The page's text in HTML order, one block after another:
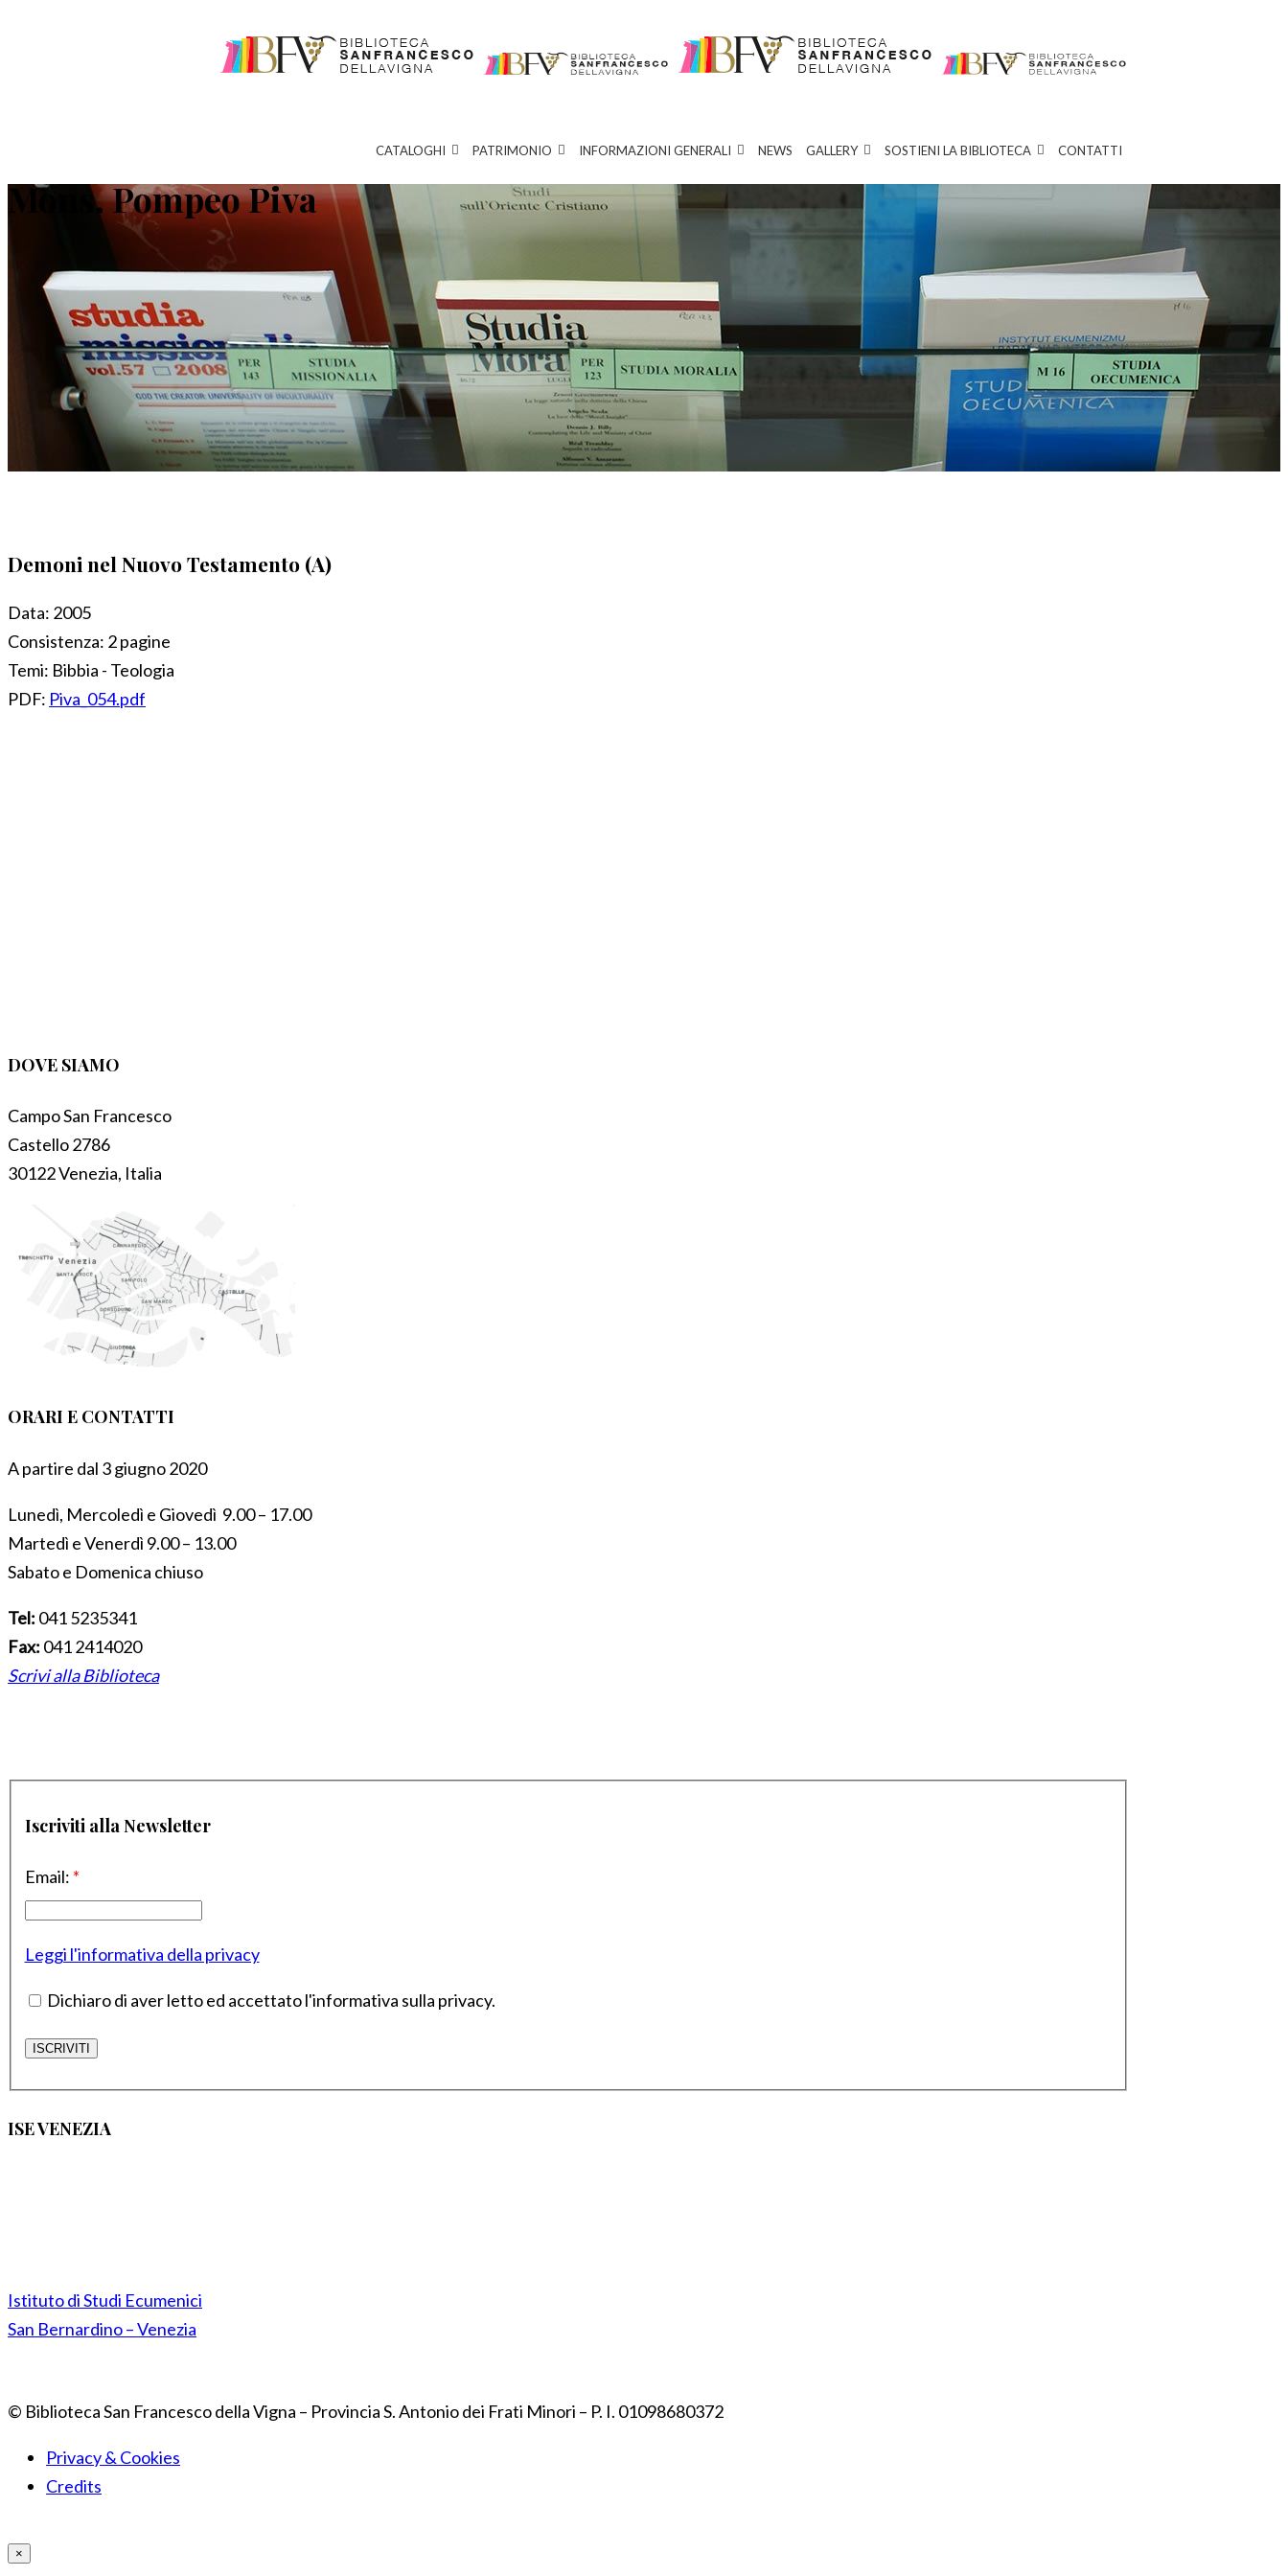
CATALOGHI PATRIMONIO INFORMAZIONI GENERALI NEWS GALLERY SOSTIENI LA BIBLIOTECA CONTATTI
Mons. Pompeo Piva
Demoni nel Nuovo Testamento (A)
Data: 2005
Consistenza: 2 pagine
Temi: Bibbia - Teologia
PDF: Piva_054.pdf
DOVE SIAMO
Campo San Francesco
Castello 2786
30122 Venezia, Italia
ORARI E CONTATTI
A partire dal 3 giugno 2020
Lunedì, Mercoledì e Giovedì 9.00 – 17.00
Martedì e Venerdì 9.00 – 13.00
Sabato e Domenica chiuso
Tel: 041 5235341
Fax: 041 2414020
Scrivi alla Biblioteca
Iscriviti alla Newsletter
Email: *
Leggi l'informativa della privacy
Dichiaro di aver letto ed accettato l'informativa sulla privacy.
ISE VENEZIA
Istituto di Studi Ecumenici
San Bernardino – Venezia
© Biblioteca San Francesco della Vigna – Provincia S. Antonio dei Frati Minori – P. I. 01098680372
Privacy & Cookies
Credits
×